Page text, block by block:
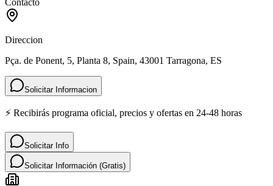
Contacto
Direccion
Pça. de Ponent, 5, Planta 8, Spain, 43001 Tarragona, ES
Solicitar Informacion
⚡ Recibirás programa oficial, precios y ofertas en 24-48 horas
Solicitar Info
Solicitar Información (Gratis)